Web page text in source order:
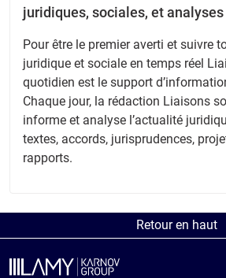
juridiques, sociales, et
Pour être le premier averti et suivre
juridique et sociale en temps réel
quotidien est le support
Chaque jour, la rédaction Liaisons
informe et analyse l’actualité
textes, accords, jurisprudences,
rapports.
Retour en haut